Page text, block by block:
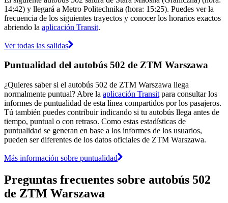
14:42) y llegará a Metro Politechnika (hora: 15:25). Puedes ver la
frecuencia de los siguientes trayectos y conocer los horarios exactos
abriendo la aplicación Transit.
Ver todas las salidas
Puntualidad del autobús 502 de ZTM Warszawa
¿Quieres saber si el autobús 502 de ZTM Warszawa llega
normalmente puntual? Abre la aplicación Transit para consultar los
informes de puntualidad de esta línea compartidos por los pasajeros.
Tú también puedes contribuir indicando si tu autobús llega antes de
tiempo, puntual o con retraso. Como estas estadísticas de
puntualidad se generan en base a los informes de los usuarios,
pueden ser diferentes de los datos oficiales de ZTM Warszawa.
Más información sobre puntualidad
Preguntas frecuentes sobre autobús 502
de ZTM Warszawa